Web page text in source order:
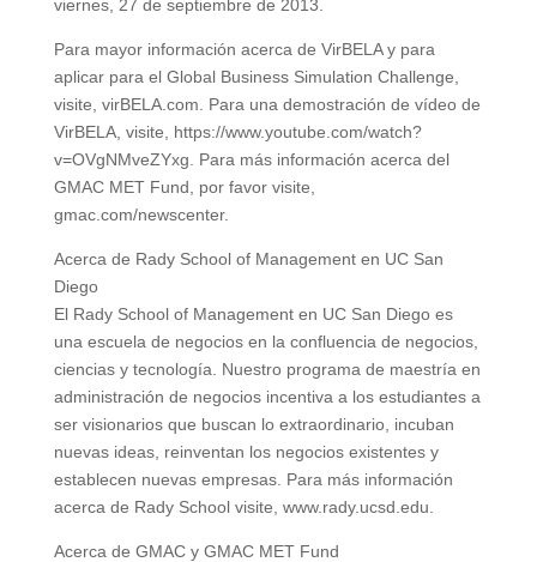
viernes, 27 de septiembre de 2013.
Para mayor información acerca de VirBELA y para
aplicar para el Global Business Simulation Challenge,
visite, virBELA.com. Para una demostración de vídeo de
VirBELA, visite, https://www.youtube.com/watch?
v=OVgNMveZYxg. Para más información acerca del
GMAC MET Fund, por favor visite,
gmac.com/newscenter.
Acerca de Rady School of Management en UC San
Diego
El Rady School of Management en UC San Diego es
una escuela de negocios en la confluencia de negocios,
ciencias y tecnología. Nuestro programa de maestría en
administración de negocios incentiva a los estudiantes a
ser visionarios que buscan lo extraordinario, incuban
nuevas ideas, reinventan los negocios existentes y
establecen nuevas empresas. Para más información
acerca de Rady School visite, www.rady.ucsd.edu.
Acerca de GMAC y GMAC MET Fund